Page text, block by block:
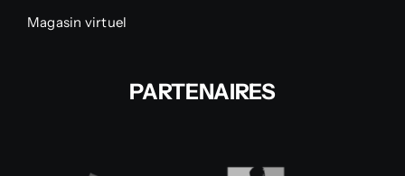
Magasin virtuel
PARTENAIRES